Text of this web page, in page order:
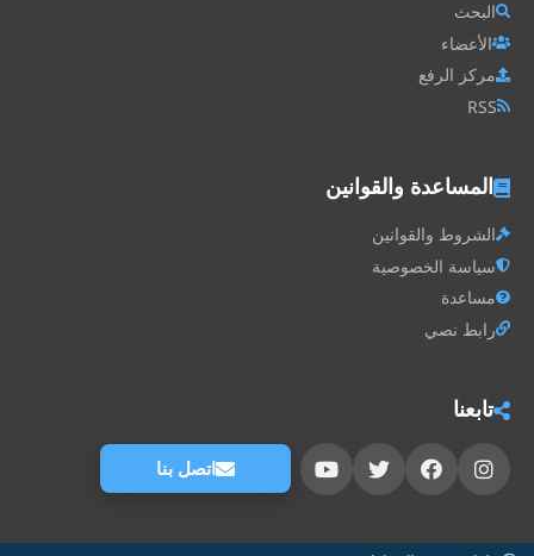
البحث
الأعضاء
مركز الرفع
RSS
المساعدة والقوانين
الشروط والقوانين
سياسة الخصوصية
مساعدة
رابط نصي
تابعنا
اتصل بنا